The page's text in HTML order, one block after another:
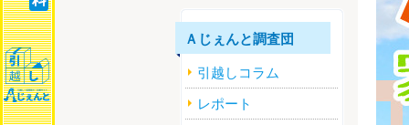
Ａじぇんと調査団
引越しコラム
レポート